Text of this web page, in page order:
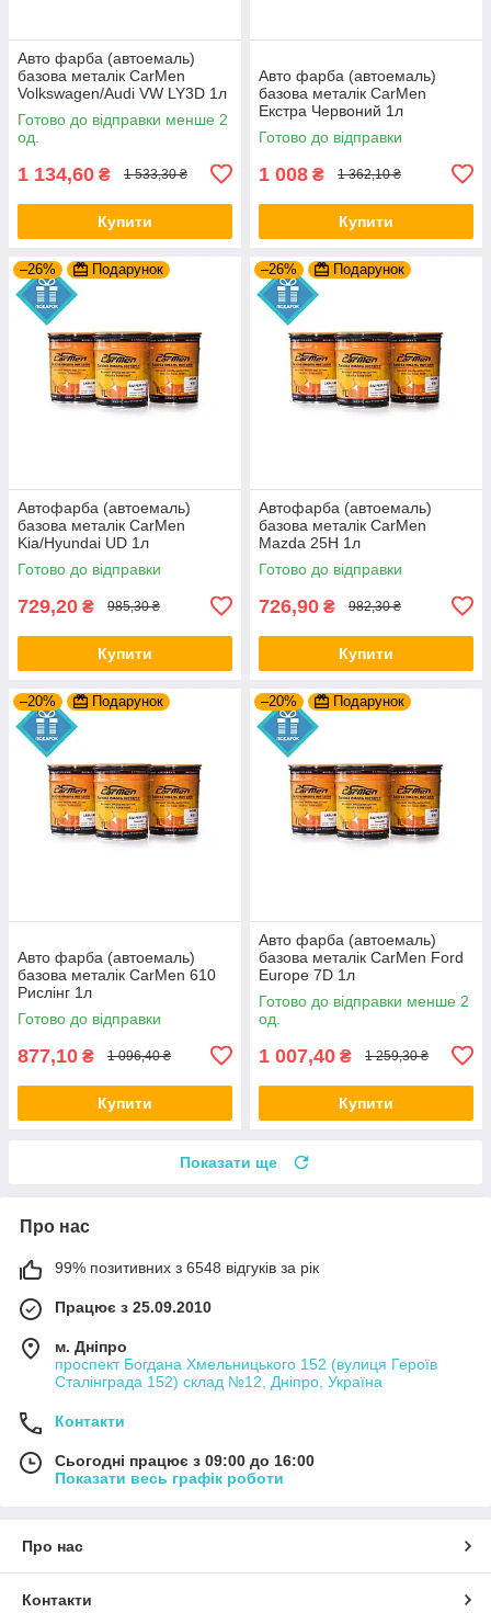
Авто фарба (автоемаль)
базова металік CarMen
Volkswagen/Audi VW LY3D 1л
Готово до відправки менше 2
од.
1 134,60 ₴ 1 533,30 ₴
Купити
Авто фарба (автоемаль)
базова металік CarMen
Екстра Червоний 1л
Готово до відправки
1 008 ₴ 1 362,10 ₴
Купити
–26% Подарунок
Автофарба (автоемаль)
базова металік CarMen
Kia/Hyundai UD 1л
Готово до відправки
729,20 ₴ 985,30 ₴
Купити
–26% Подарунок
Автофарба (автоемаль)
базова металік CarMen
Mazda 25H 1л
Готово до відправки
726,90 ₴ 982,30 ₴
Купити
–20% Подарунок
Авто фарба (автоемаль)
базова металік CarMen 610
Рислінг 1л
Готово до відправки
877,10 ₴ 1 096,40 ₴
Купити
–20% Подарунок
Авто фарба (автоемаль)
базова металік CarMen Ford
Europe 7D 1л
Готово до відправки менше 2
од.
1 007,40 ₴ 1 259,30 ₴
Купити
Показати ще
Про нас
99% позитивних з 6548 відгуків за рік
Працює з 25.09.2010
м. Дніпро
проспект Богдана Хмельницького 152 (вулиця Героїв
Сталінграда 152) склад №12, Дніпро, Україна
Контакти
Сьогодні працює з 09:00 до 16:00
Показати весь графік роботи
Про нас
Контакти